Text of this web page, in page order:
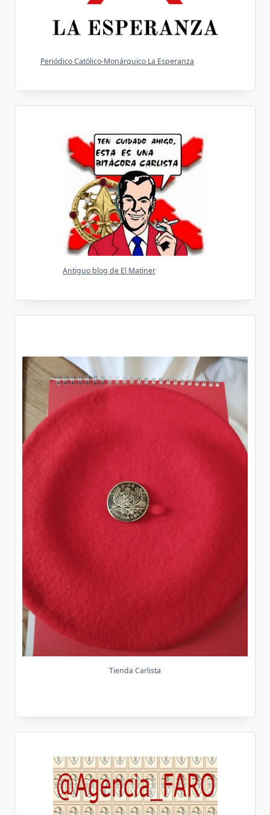
Periódico Católico-Monárquico La Esperanza
Antiguo blog de El Matiner
Tienda Carlista